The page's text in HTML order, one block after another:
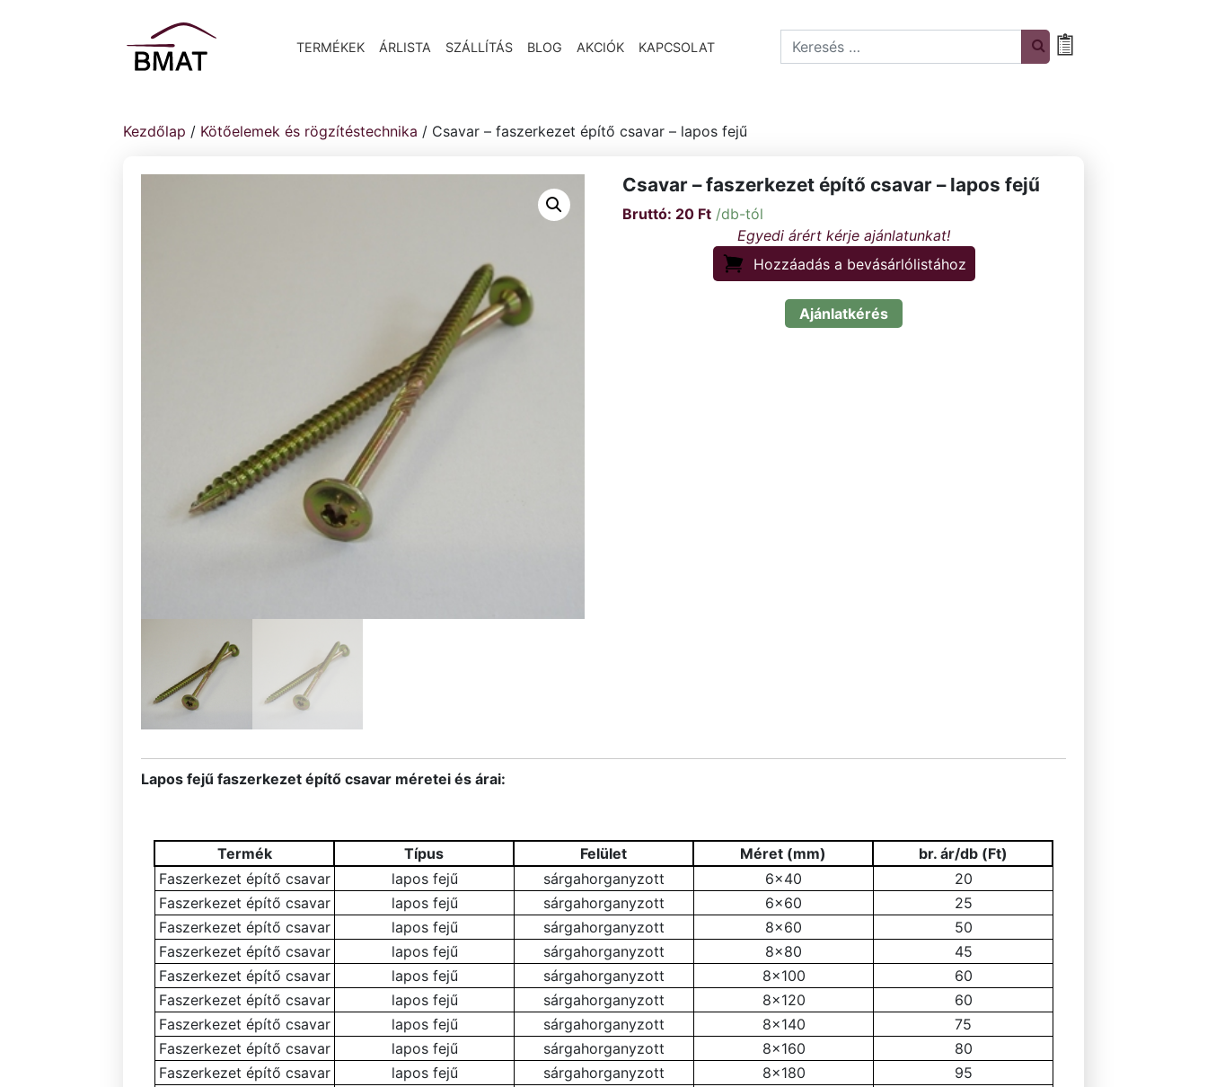
TERMÉKEK ÁRLISTA SZÁLLÍTÁS BLOG AKCIÓK KAPCSOLAT Search
Kezdőlap / Kötőelemek és rögzítéstechnika / Csavar – faszerkezet építő csavar – lapos fejű
Csavar – faszerkezet építő csavar – lapos fejű
20 Ft/db-tól
Hozzáadás a bevásárlólistához
Ajánlatkérés
Lapos fejű faszerkezet építő csavar méretei és árai:
Termék Típus Felület Méret (mm)
br. ár/db (Ft)
Faszerkezet építő csavar
lapos fejű sárgahorganyzott 6×40
20
Faszerkezet építő csavar
lapos fejű sárgahorganyzott 6×60
25
Faszerkezet építő csavar
lapos fejű sárgahorganyzott 8×60
50
Faszerkezet építő csavar
lapos fejű sárgahorganyzott 8×80
45
Faszerkezet építő csavar
lapos fejű sárgahorganyzott 8×100
60
Faszerkezet építő csavar
lapos fejű sárgahorganyzott 8×120
60
Faszerkezet építő csavar
lapos fejű sárgahorganyzott 8×140
75
Faszerkezet építő csavar
lapos fejű sárgahorganyzott 8×160
80
Faszerkezet építő csavar
lapos fejű sárgahorganyzott 8×180
95